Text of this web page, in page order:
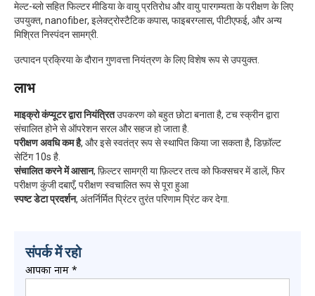
मेल्ट-ब्लो सहित फिल्टर मीडिया के वायु प्रतिरोध और वायु पारगम्यता के परीक्षण के लिए
उपयुक्त, nanofiber, इलेक्ट्रोस्टैटिक कपास, फाइबरग्लास, पीटीएफई, और अन्य
मिश्रित निस्पंदन सामग्री.
उत्पादन प्रक्रिया के दौरान गुणवत्ता नियंत्रण के लिए विशेष रूप से उपयुक्त.
लाभ
माइक्रो कंप्यूटर द्वारा नियंत्रितउपकरण को बहुत छोटा बनाता है, टच स्क्रीन द्वारा
संचालित होने से ऑपरेशन सरल और सहज हो जाता है.
परीक्षण अवधि कम है, और इसे स्वतंत्र रूप से स्थापित किया जा सकता है, डिफ़ॉल्ट
सेटिंग 10s है.
संचालित करने में आसान, फ़िल्टर सामग्री या फ़िल्टर तत्व को फिक्सचर में डालें, फिर
परीक्षण कुंजी दबाएँ, परीक्षण स्वचालित रूप से पूरा हुआ
स्पष्ट डेटा प्रदर्शन, अंतर्निर्मित प्रिंटर तुरंत परिणाम प्रिंट कर देगा.
संपर्क में रहो
आपका नाम *